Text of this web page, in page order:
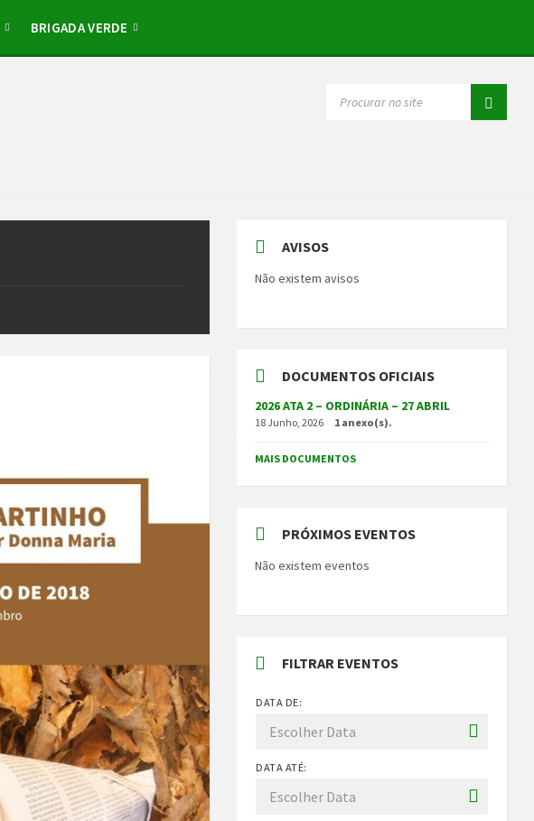
BRIGADA VERDE
AVISOS
Não existem avisos
DOCUMENTOS OFICIAIS
2026 ATA 2 – ORDINÁRIA – 27 ABRIL
18 Junho, 2026 1 anexo(s).
MAIS DOCUMENTOS
PRÓXIMOS EVENTOS
Não existem eventos
FILTRAR EVENTOS
DATA DE:
DATA ATÉ: